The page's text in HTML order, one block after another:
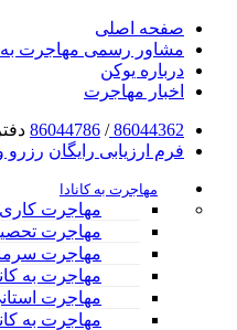
صفحه اصلی
مشاور رسمی مهاجرت به
درباره یوکن
اخبار مهاجرت
86044362
/
86044786
فرم ارزیابی رایگان رزرو
مهاجرت به کانادا
مهاجرت کاری
مهاجرت
مهاجرت
مهاجرت به
مهاجرت
مهاجرت به